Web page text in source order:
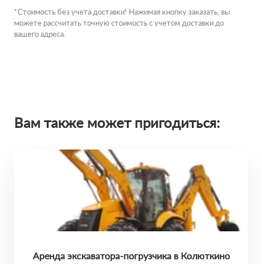
*Стоимость без учета доставки! Нажимая кнопку заказать, вы
можете рассчитать точную стоимость с учетом доставки до
вашего адреса.
Вам также может пригодиться:
Аренда экскаватора-погрузчика в Колюткино